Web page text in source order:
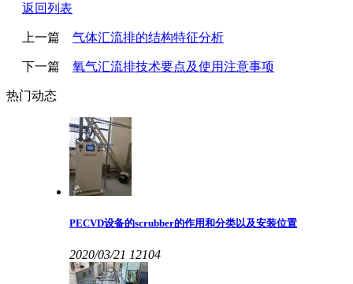
返回列表
上一篇 气体汇流排的结构特征分析
下一篇 氧气汇流排技术要点及使用注意事项
热门动态
PECVD设备的scrubber的作用和分类以及安装位置
2020/03/21 12104